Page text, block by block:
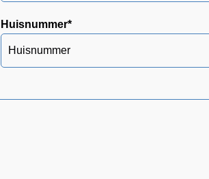
Huisnummer*